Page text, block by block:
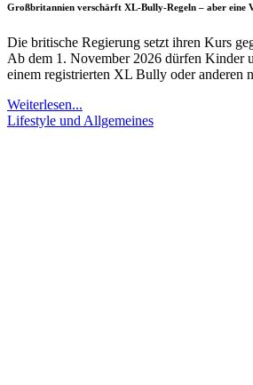
Großbritannien verschärft XL-Bully-Regeln – aber eine
Die britische Regierung setzt ihren Kurs
Ab dem 1. November 2026 dürfen Kinder
einem registrierten XL Bully oder anderen
Weiterlesen...
Lifestyle und Allgemeines